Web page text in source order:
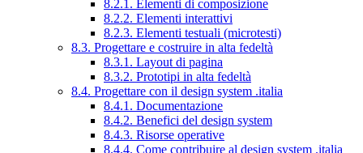
8.2.1. Elementi di composizione
8.2.2. Elementi interattivi
8.2.3. Elementi testuali (microtesti)
8.3. Progettare e costruire in alta fedeltà
8.3.1. Layout di pagina
8.3.2. Prototipi in alta fedeltà
8.4. Progettare con il design system .italia
8.4.1. Documentazione
8.4.2. Benefici del design system
8.4.3. Risorse operative
8.4.4. Come contribuire al design system .italia